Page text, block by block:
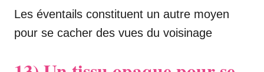
Les éventails constituent un autre moyen
pour se cacher des vues du voisinage